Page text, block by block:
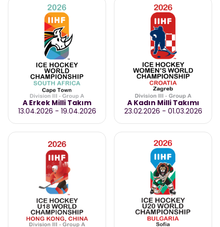
A Erkek Milli Takım
13.04.2026 - 19.04.2026
A Kadın Milli Takımı
23.02.2026 - 01.03.2026